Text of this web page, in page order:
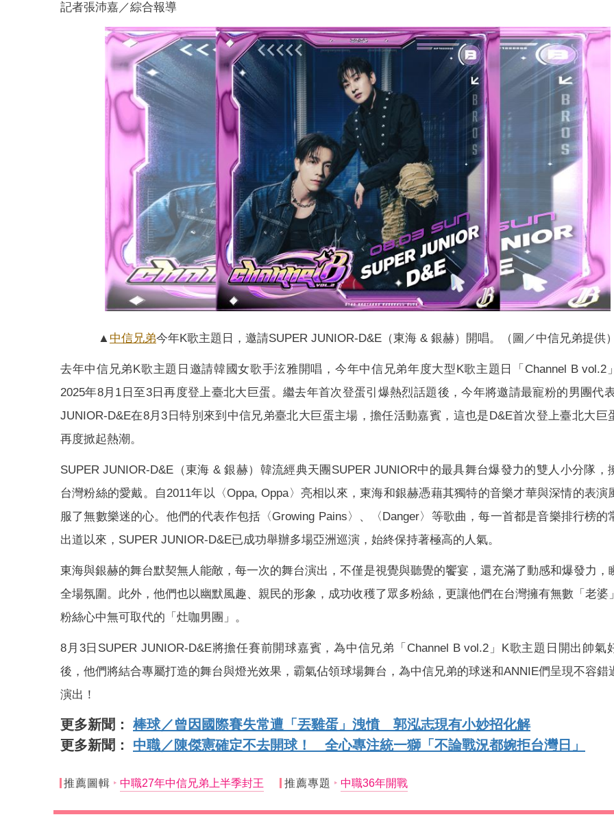
記者張沛嘉／綜合報導
▲ 中信兄弟今年K歌主題日，邀請SUPER JUNIOR-D&E（東海 & 銀赫）開唱。（圖／中信兄弟提供
去年中信兄弟K歌主題日邀請韓國女歌手泫雅開唱，今年中信兄弟年度大型K歌主題日「Channel B vol.2
2025年8月1日至3日再度登上臺北大巨蛋。繼去年首次登蛋引爆熱烈話題後，今年將邀請最寵粉的男團代
JUNIOR-D&E在8月3日特別來到中信兄弟臺北大巨蛋主場，擔任活動嘉賓，這也是D&E首次登上臺北大巨
再度掀起熱潮。
SUPER JUNIOR-D&E（東海 & 銀赫）韓流經典天團SUPER JUNIOR中的最具舞台爆發力的雙人小分隊，
台灣粉絲的愛戴。自2011年以〈Oppa, Oppa〉亮相以來，東海和銀赫憑藉其獨特的音樂才華與深情的表演
服了無數樂迷的心。他們的代表作包括〈Growing Pains〉、〈Danger〉等歌曲，每一首都是音樂排行榜的
出道以來，SUPER JUNIOR-D&E已成功舉辦多場亞洲巡演，始終保持著極高的人氣。
東海與銀赫的舞台默契無人能敵，每一次的舞台演出，不僅是視覺與聽覺的饗宴，還充滿了動感和爆發力，
全場氛圍。此外，他們也以幽默風趣、親民的形象，成功收穫了眾多粉絲，更讓他們在台灣擁有無數「老婆
粉絲心中無可取代的「灶咖男團」。
8月3日SUPER JUNIOR-D&E將擔任賽前開球嘉賓，為中信兄弟「Channel B vol.2」K歌主題日開出帥氣
後，他們將結合專屬打造的舞台與燈光效果，霸氣佔領球場舞台，為中信兄弟的球迷和ANNIE們呈現不容錯
演出！
更多新聞： 棒球／曾因國際賽失常遭「丟雞蛋」洩憤 郭泓志現有小妙招化解
更多新聞： 中職／陳傑憲確定不去開球！ 全心專注統一獅「不論戰況都婉拒台灣日」
推薦圖輯 中職27年中信兄弟上半季封王 推薦專題 中職36年開戰